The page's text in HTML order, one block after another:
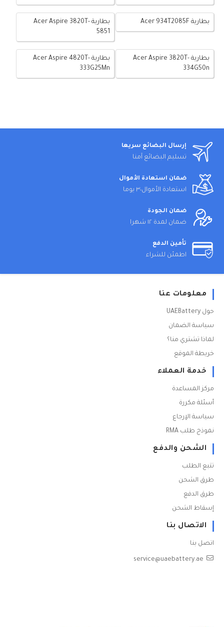
بطارية Acer 934T2085F
بطارية Acer Aspire 3820T-
5851
بطارية Acer Aspire 3820T-
334G50n
بطارية Acer Aspire 4820T-
333G25Mn
إرسال البضائع سريعا
تسليم البضائع آمنا
ضمان استعادة الأموال
استعادة الأموال٣٠ يوما
ضمان الجودة
ضمان لمدة ١٢ شهرا
تأمين الدفع
اطمئن للشراء
معلومات عنا
حول UAEBattery
سياسة الضمان
لماذا تشتري منا؟
خريطة الموقع
خدمة العملاء
مركز المساعدة
أسئلة مكررة
سياسة الإرجاع
نموذج طلب RMA
الشحن والدفع
تتبع الطلب
طرق الشحن
طرق الدفع
إسقاط الشحن
الاتصال بنا
اتصل بنا
service@uaebattery.ae